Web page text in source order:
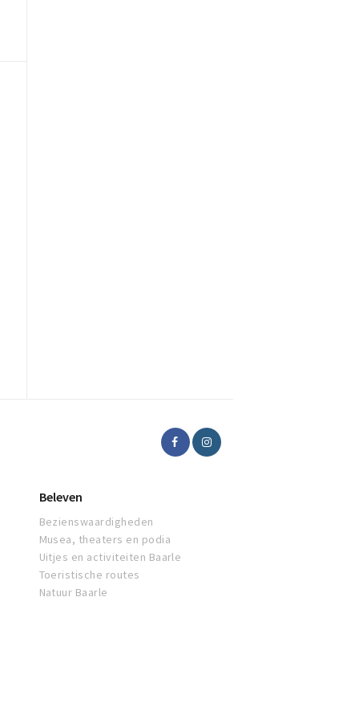
Beleven
Bezienswaardigheden
Musea, theaters en podia
Uitjes en activiteiten Baarle
Toeristische routes
Natuur Baarle